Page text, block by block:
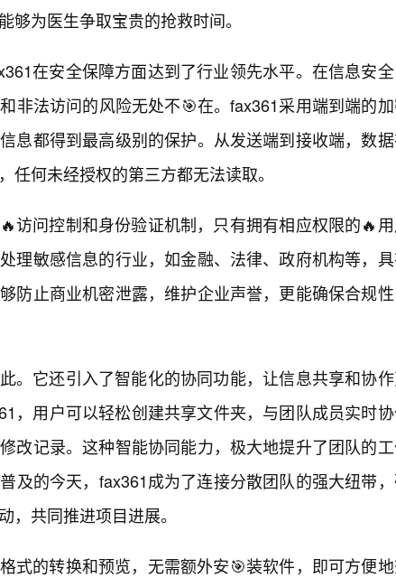
够为医生争取宝贵的抢救时间。
在安全保障方面达到了行业领先水平。在信息安
非法访问的风险无处不🎯在。fax361采用端到端的
息都得到最高级别的保护。从发送端到接收端，数
任何未经授权的第三方都无法读取。
访问控制和身份验证机制，只有拥有相应权限的🔥
理敏感信息的行业，如金融、法律、政府机构等，
防止商业机密泄露，维护企业声誉，更能确保合规
。它还引入了智能化的协同功能，让信息共享和协
，用户可以轻松创建共享文件夹，与团队成员实时
改记录。这种智能协同能力，极大地提升了团队的
及的今天，fax361成为了连接分散团队的强大纽带
，共同推进项目进展。
式的转换和预览，无需额外安🎯装软件，即可方便